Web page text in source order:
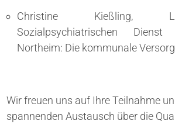
Christine Kießling,
Sozialpsychiatrischen
Northeim: Die kommunale
Wir freuen uns auf Ihre Teilnahme
spannenden Austausch über die